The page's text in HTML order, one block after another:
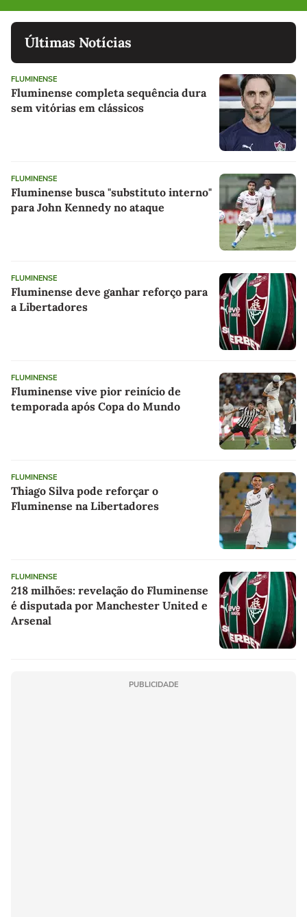
Últimas Notícias
FLUMINENSE
Fluminense completa sequência dura
sem vitórias em clássicos
FLUMINENSE
Fluminense busca "substituto interno"
para John Kennedy no ataque
FLUMINENSE
Fluminense deve ganhar reforço para
a Libertadores
FLUMINENSE
Fluminense vive pior reinício de
temporada após Copa do Mundo
FLUMINENSE
Thiago Silva pode reforçar o
Fluminense na Libertadores
FLUMINENSE
218 milhões: revelação do Fluminense
é disputada por Manchester United e
Arsenal
PUBLICIDADE